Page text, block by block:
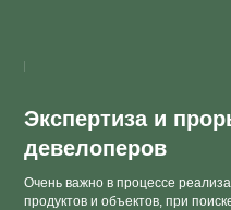
Экспертиза и
девелоперов
Очень важно в процессе
продуктов и объектов, при